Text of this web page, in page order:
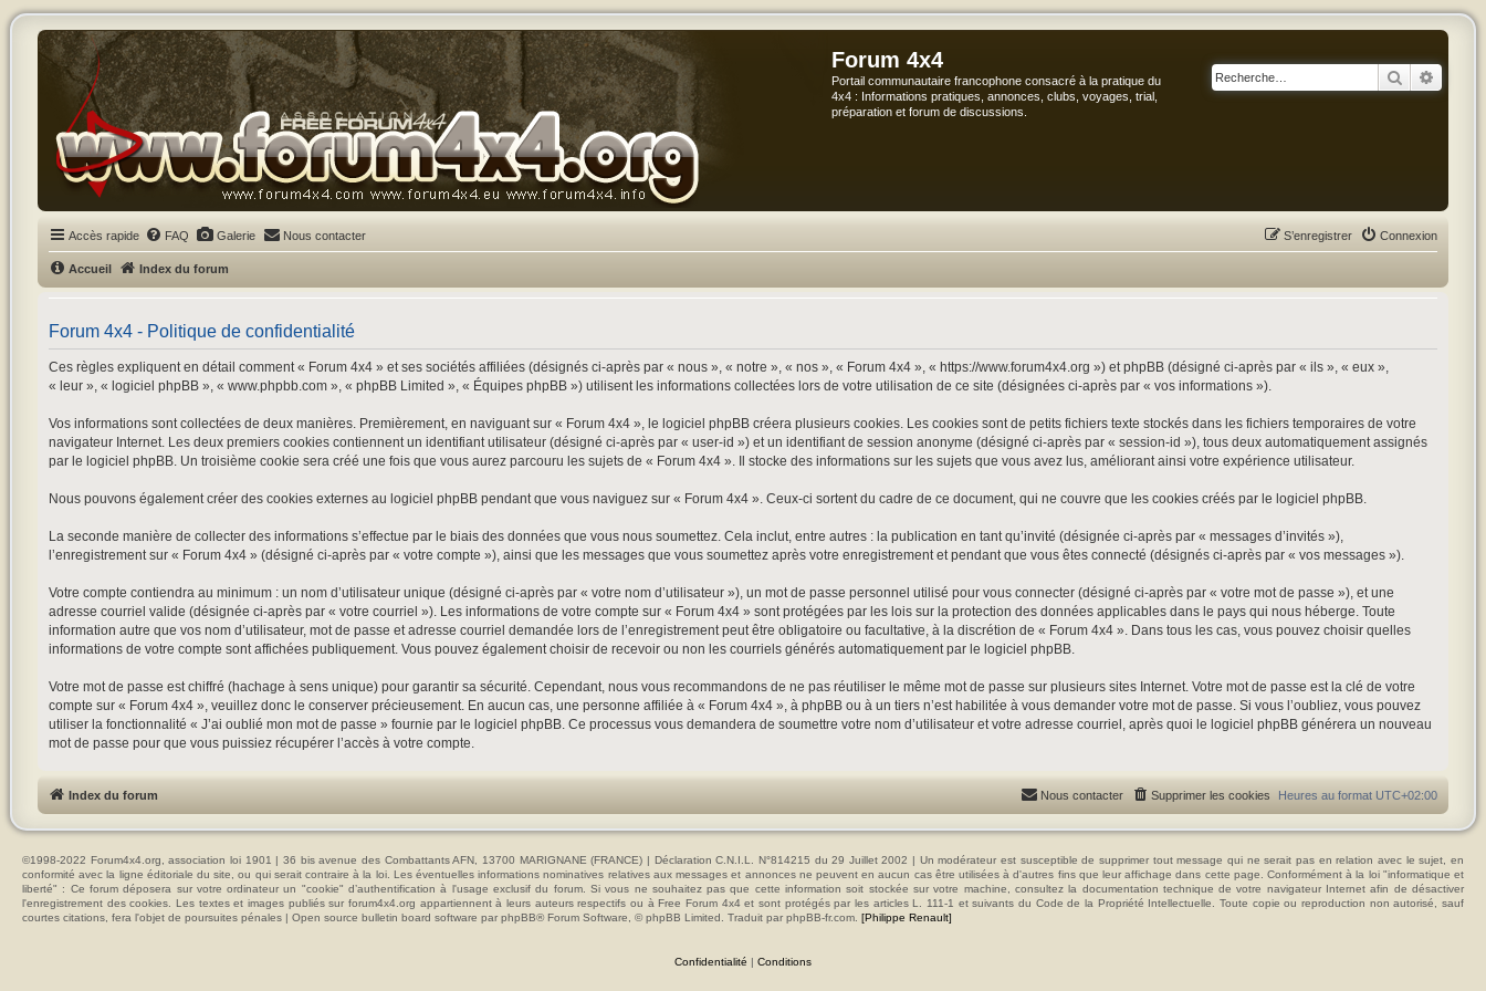
Forum 4x4
Portail communautaire francophone consacré à la pratique du
4x4 : Informations pratiques, annonces, clubs, voyages, trial,
préparation et forum de discussions.
Rechercher
Accès rapide FAQ Galerie Nous contacter Connexion
S’enregistrer
Accueil Index du forum
Forum 4x4 - Politique de confidentialité
Ces règles expliquent en détail comment « Forum 4x4 » et ses sociétés affiliées (désignés ci-après par « nous », « notre », « nos », « Forum 4x4 », « https://www.forum4x4.org ») et phpBB (désigné ci-après par « ils », « eux »,
« leur », « logiciel phpBB », « www.phpbb.com », « phpBB Limited », « Équipes phpBB ») utilisent les informations collectées lors de votre utilisation de ce site (désignées ci-après par « vos informations »).
Vos informations sont collectées de deux manières. Premièrement, en naviguant sur « Forum 4x4 », le logiciel phpBB créera plusieurs cookies. Les cookies sont de petits fichiers texte stockés dans les fichiers temporaires de votre
navigateur Internet. Les deux premiers cookies contiennent un identifiant utilisateur (désigné ci-après par « user-id ») et un identifiant de session anonyme (désigné ci-après par « session-id »), tous deux automatiquement assignés
par le logiciel phpBB. Un troisième cookie sera créé une fois que vous aurez parcouru les sujets de « Forum 4x4 ». Il stocke des informations sur les sujets que vous avez lus, améliorant ainsi votre expérience utilisateur.
Nous pouvons également créer des cookies externes au logiciel phpBB pendant que vous naviguez sur « Forum 4x4 ». Ceux-ci sortent du cadre de ce document, qui ne couvre que les cookies créés par le logiciel phpBB.
La seconde manière de collecter des informations s’effectue par le biais des données que vous nous soumettez. Cela inclut, entre autres : la publication en tant qu’invité (désignée ci-après par « messages d’invités »),
l’enregistrement sur « Forum 4x4 » (désigné ci-après par « votre compte »), ainsi que les messages que vous soumettez après votre enregistrement et pendant que vous êtes connecté (désignés ci-après par « vos messages »).
Votre compte contiendra au minimum : un nom d’utilisateur unique (désigné ci-après par « votre nom d’utilisateur »), un mot de passe personnel utilisé pour vous connecter (désigné ci-après par « votre mot de passe »), et une
adresse courriel valide (désignée ci-après par « votre courriel »). Les informations de votre compte sur « Forum 4x4 » sont protégées par les lois sur la protection des données applicables dans le pays qui nous héberge. Toute
information autre que vos nom d’utilisateur, mot de passe et adresse courriel demandée lors de l’enregistrement peut être obligatoire ou facultative, à la discrétion de « Forum 4x4 ». Dans tous les cas, vous pouvez choisir quelles
informations de votre compte sont affichées publiquement. Vous pouvez également choisir de recevoir ou non les courriels générés automatiquement par le logiciel phpBB.
Votre mot de passe est chiffré (hachage à sens unique) pour garantir sa sécurité. Cependant, nous vous recommandons de ne pas réutiliser le même mot de passe sur plusieurs sites Internet. Votre mot de passe est la clé de votre
compte sur « Forum 4x4 », veuillez donc le conserver précieusement. En aucun cas, une personne affiliée à « Forum 4x4 », à phpBB ou à un tiers n’est habilitée à vous demander votre mot de passe. Si vous l’oubliez, vous pouvez
utiliser la fonctionnalité « J’ai oublié mon mot de passe » fournie par le logiciel phpBB. Ce processus vous demandera de soumettre votre nom d’utilisateur et votre adresse courriel, après quoi le logiciel phpBB générera un nouveau
mot de passe pour que vous puissiez récupérer l’accès à votre compte.
Index du forum Heures au formatUTC+02:00
Supprimer les cookies
Nous contacter
©1998-2022 Forum4x4.org, association loi 1901 | 36 bis avenue des Combattants AFN, 13700 MARIGNANE (FRANCE) | Déclaration C.N.I.L. N°814215 du 29 Juillet 2002 | Un modérateur est susceptible de supprimer tout message qui ne serait pas en relation avec le sujet, en
conformité avec la ligne éditoriale du site, ou qui serait contraire à la loi. Les éventuelles informations nominatives relatives aux messages et annonces ne peuvent en aucun cas être utilisées à d'autres fins que leur affichage dans cette page. Conformément à la loi "informatique et
liberté" : Ce forum déposera sur votre ordinateur un "cookie" d’authentification à l'usage exclusif du forum. Si vous ne souhaitez pas que cette information soit stockée sur votre machine, consultez la documentation technique de votre navigateur Internet afin de désactiver
l'enregistrement des cookies. Les textes et images publiés sur forum4x4.org appartiennent à leurs auteurs respectifs ou à Free Forum 4x4 et sont protégés par les articles L. 111-1 et suivants du Code de la Propriété Intellectuelle. Toute copie ou reproduction non autorisé, sauf
courtes citations, fera l'objet de poursuites pénales | Open source bulletin board software par phpBB® Forum Software, © phpBB Limited. Traduit par phpBB-fr.com. [Philippe Renault]
Confidentialité | Conditions